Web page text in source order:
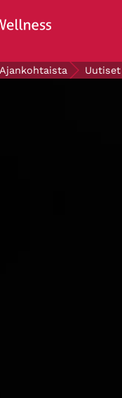
Ajankohtaista Uutiset